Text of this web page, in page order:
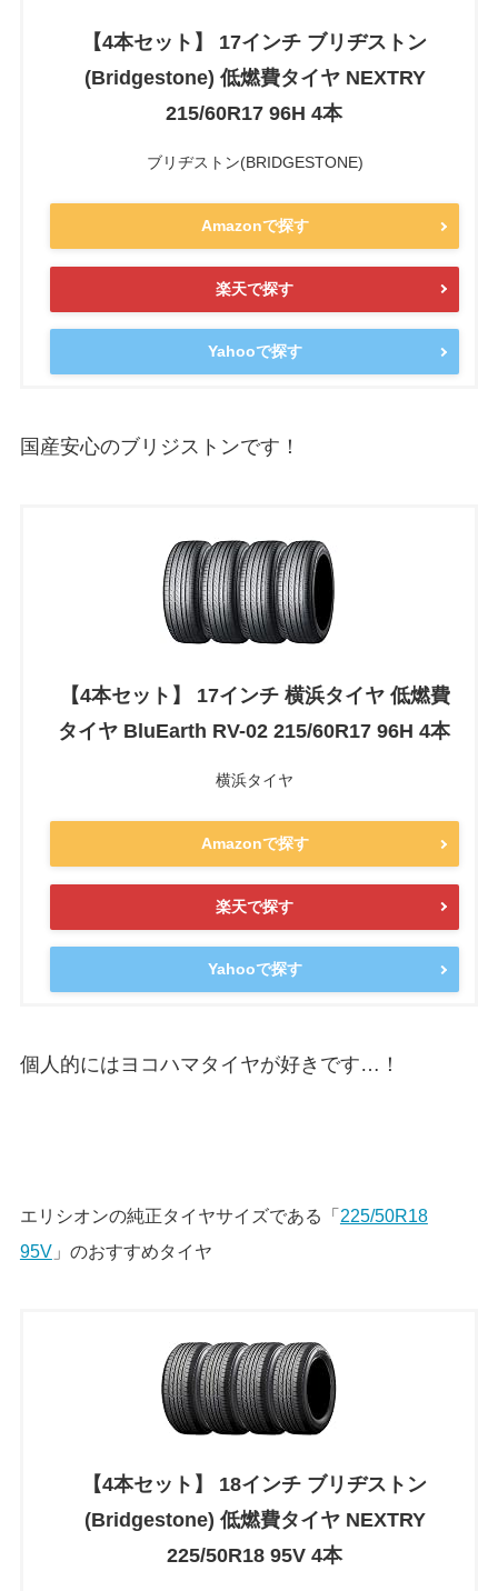
【4本セット】 17インチ ブリヂストン
(Bridgestone) 低燃費タイヤ NEXTRY
215/60R17 96H 4本
ブリヂストン(BRIDGESTONE)
Amazonで探す
楽天で探す
Yahooで探す
国産安心のブリジストンです！
【4本セット】 17インチ 横浜タイヤ 低燃費
タイヤ BluEarth RV-02 215/60R17 96H 4本
横浜タイヤ
Amazonで探す
楽天で探す
Yahooで探す
個人的にはヨコハマタイヤが好きです…！
エリシオンの純正タイヤサイズである「 225/50R18
95V」のおすすめタイヤ
【4本セット】 18インチ ブリヂストン
(Bridgestone) 低燃費タイヤ NEXTRY
225/50R18 95V 4本